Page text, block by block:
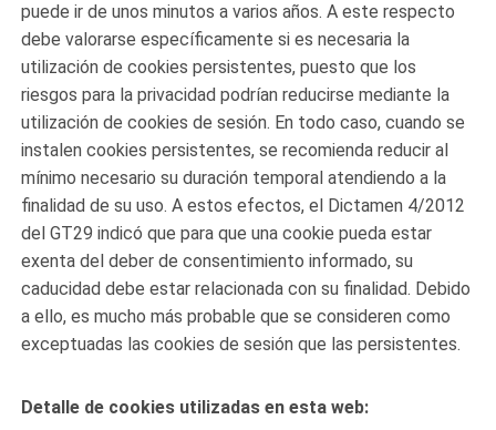
puede ir de unos minutos a varios años. A este respecto
debe valorarse específicamente si es necesaria la
utilización de cookies persistentes, puesto que los
riesgos para la privacidad podrían reducirse mediante la
utilización de cookies de sesión. En todo caso, cuando se
instalen cookies persistentes, se recomienda reducir al
mínimo necesario su duración temporal atendiendo a la
finalidad de su uso. A estos efectos, el Dictamen 4/2012
del GT29 indicó que para que una cookie pueda estar
exenta del deber de consentimiento informado, su
caducidad debe estar relacionada con su finalidad. Debido
a ello, es mucho más probable que se consideren como
exceptuadas las cookies de sesión que las persistentes.
Detalle de cookies utilizadas en esta web: